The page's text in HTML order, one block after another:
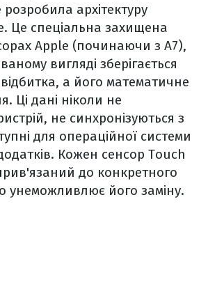
архітектуру
Це спеціальна захищена
Apple (починаючи з A7),
вигляді зберігається
а його математичне
Ці дані ніколи не
не синхронізуються з
для операційної системи
Кожен сенсор Touch
до конкретного
унеможливлює його заміну.